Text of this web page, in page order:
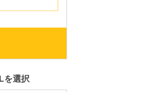
を選択